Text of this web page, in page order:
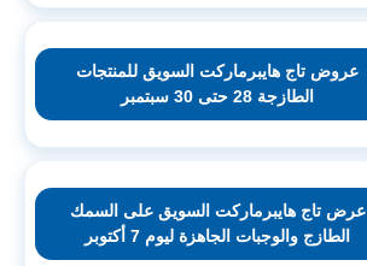
عروض تاج هايبرماركت السويق للمنتجات
الطازجة 28 حتى 30 سبتمبر
عرض تاج هايبرماركت السويق على السمك
الطازج والوجبات الجاهزة ليوم 7 أكتوبر